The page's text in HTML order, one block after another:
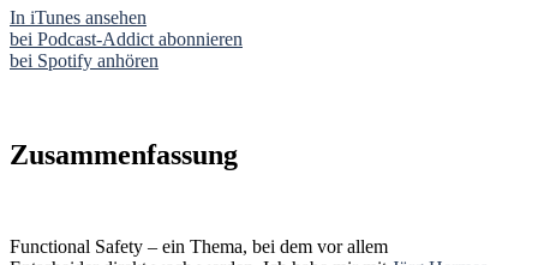
In iTunes ansehen
bei Podcast-Addict abonnieren
bei Spotify anhören
Zusammenfassung
Functional Safety – ein Thema, bei dem vor allem